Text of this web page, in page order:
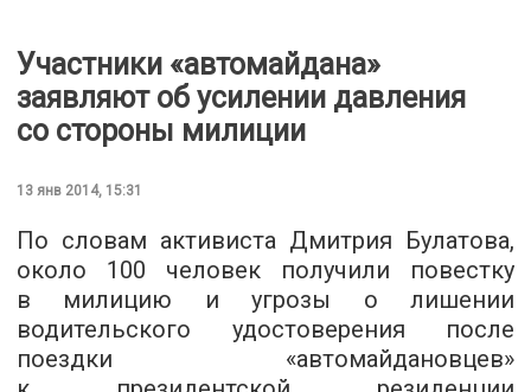
Участники «автомайдана»
заявляют об усилении давления
со стороны милиции
13 янв 2014, 15:31
По словам активиста Дмитрия Булатова,
около 100 человек получили повестку
в милицию и угрозы о лишении
водительского удостоверения после
поездки «автомайдановцев»